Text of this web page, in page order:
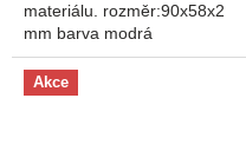
materiálu. rozměr:90x58x2
mm barva modrá
Akce